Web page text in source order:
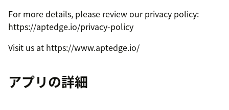
For more details, please review our privacy policy:
https://aptedge.io/privacy-policy
Visit us at https://www.aptedge.io/
アプリの詳細